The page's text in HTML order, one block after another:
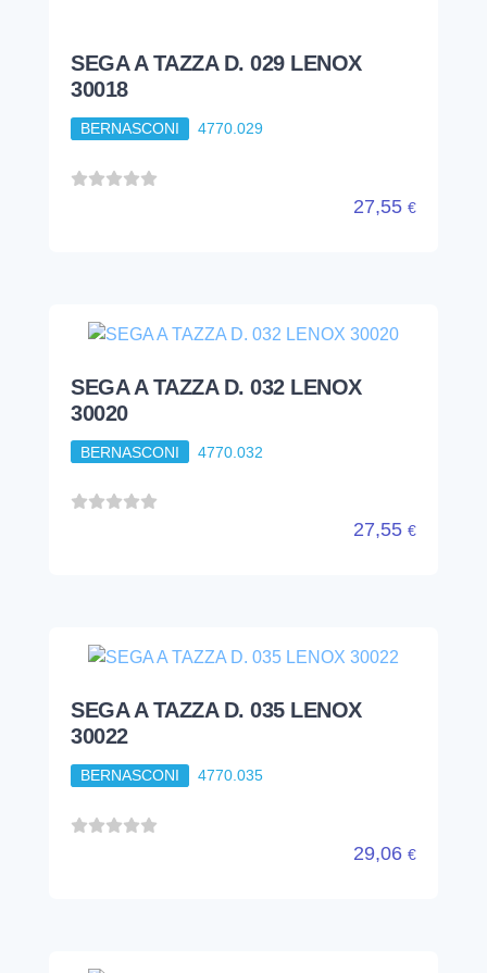
SEGA A TAZZA D. 029 LENOX
30018
BERNASCONI 4770.029
27,55 €
SEGA A TAZZA D. 032 LENOX
30020
BERNASCONI 4770.032
27,55 €
SEGA A TAZZA D. 035 LENOX
30022
BERNASCONI 4770.035
29,06 €